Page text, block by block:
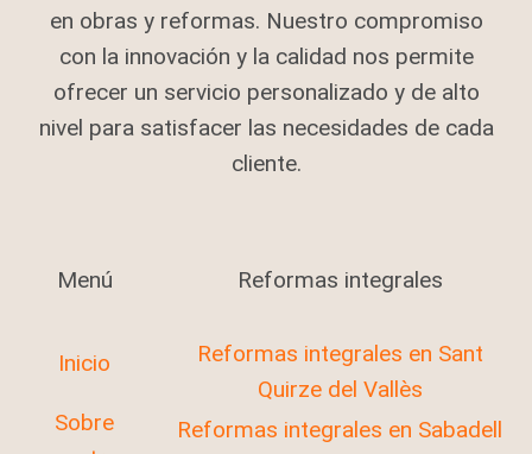
en obras y reformas. Nuestro compromiso
con la innovación y la calidad nos permite
ofrecer un servicio personalizado y de alto
nivel para satisfacer las necesidades de cada
cliente.
Menú
Inicio
Sobre
Reformas integrales
Reformas integrales en Sant
Quirze del Vallès
Reformas integrales en Sabadell